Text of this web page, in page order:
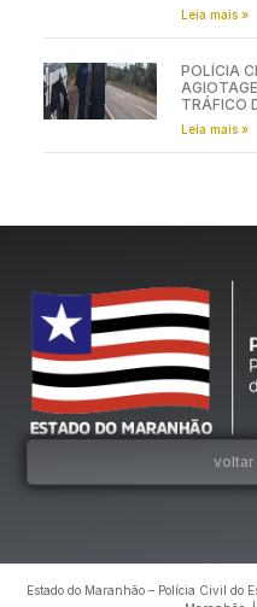
Leia mais »
POLÍCIA
TRÁFICO
Leia mais »
voltar
Estado do Maranhão – Polícia Civil do